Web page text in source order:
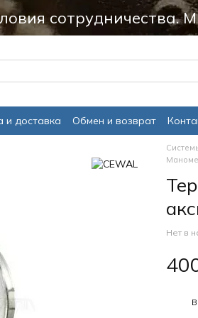
сотрудничества.
и доставка Обмен и возврат
Нет в